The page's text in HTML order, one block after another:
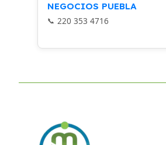
NEGOCIOS PUEBLA
220 353 4716